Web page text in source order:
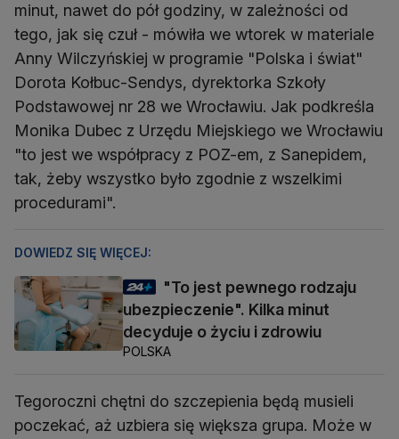
minut, nawet do pół godziny, w zależności od
tego, jak się czuł - mówiła we wtorek w materiale
Anny Wilczyńskiej w programie "Polska i świat"
Dorota Kołbuc-Sendys, dyrektorka Szkoły
Podstawowej nr 28 we Wrocławiu. Jak podkreśla
Monika Dubec z Urzędu Miejskiego we Wrocławiu
"to jest we współpracy z POZ-em, z Sanepidem,
tak, żeby wszystko było zgodnie z wszelkimi
procedurami".
DOWIEDZ SIĘ WIĘCEJ:
"To jest pewnego rodzaju
ubezpieczenie". Kilka minut
decyduje o życiu i zdrowiu
POLSKA
Tegoroczni chętni do szczepienia będą musieli
poczekać, aż uzbiera się większa grupa. Może w